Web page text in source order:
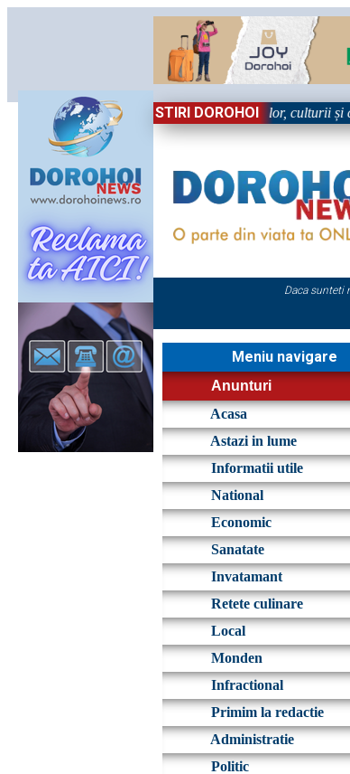
STIRI DOROHOI
– trei zile dedicate tradițiilor, culturii și
Daca sunteti
Meniu navigare
Anunturi
Acasa
Astazi in lume
Informatii utile
National
Economic
Sanatate
Invatamant
Retete culinare
Local
Monden
Infractional
Primim la redactie
Administratie
Politic